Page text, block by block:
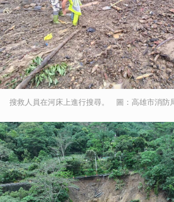
搜救人員在河床上進行搜尋。 圖：高雄市消防